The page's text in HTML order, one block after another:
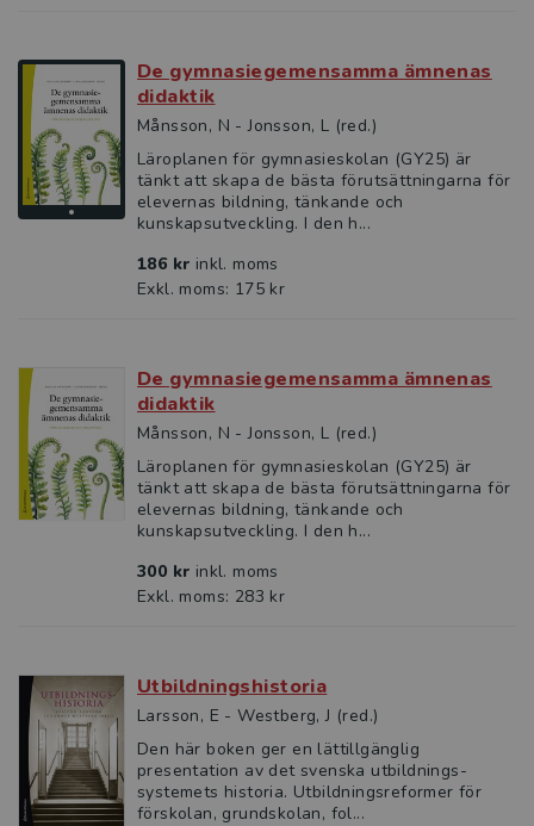
De gymnasiegemensamma ämnenas
didaktik
Månsson, N - Jonsson, L (red.)
Läroplanen för gymnasieskolan (GY25) är
tänkt att skapa de bästa förutsättningarna för
elevernas bildning, tänkande och
kunskapsutveckling. I den h...
186 kr inkl. moms
Exkl. moms: 175 kr
De gymnasiegemensamma ämnenas
didaktik
Månsson, N - Jonsson, L (red.)
Läroplanen för gymnasieskolan (GY25) är
tänkt att skapa de bästa förutsättningarna för
elevernas bildning, tänkande och
kunskapsutveckling. I den h...
300 kr inkl. moms
Exkl. moms: 283 kr
Utbildningshistoria
Larsson, E - Westberg, J (red.)
Den här boken ger en lättillgänglig
presentation av det svenska utbildnings­
systemets historia. Utbildningsreformer för
förskolan, grundskolan, fol...